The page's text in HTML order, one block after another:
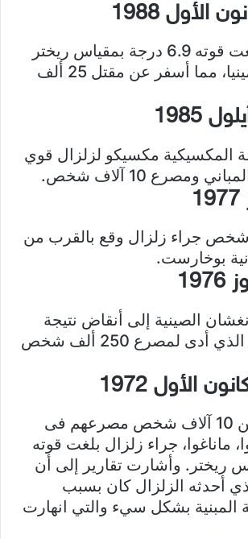
ضرب زلزال بلغت قوته 6.9 درجة بمقياس ريختر
شمال غرب أرمينيا، مما أسفر عن مقتل 25 ألف
المكسيكية مكسيكو لزلزال قوي
ومصرع 10 آلاف شخص.
قتل نحو 1500 شخص جراء زلزال وقع بالقرب من
بوخارست.
الصينية إلى أنقاض نتيجة
الزلزال المدمر الذي أدى لمصرع 250 ألف شخص
لقي ما يقرب من 10 آلاف شخص مصرعهم فى
ماناغوا، جراء زلزال بلغت قوته
ريختر. وأشارت تقارير إلى أن
أحدثه الزلزال كان بسبب
المبنية بشكل سيء والتي انهارت